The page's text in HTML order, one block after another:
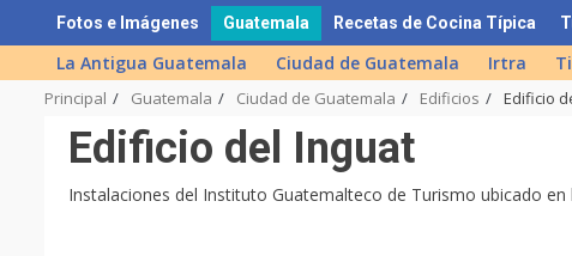
to
content
Fotos e Imágenes Guatemala Recetas de Cocina Típica
La Antigua Guatemala Ciudad de Guatemala Irtra
Principal Guatemala Ciudad de Guatemala Edificios Edificio
Edificio del Inguat
Instalaciones del Instituto Guatemalteco de Turismo ubicado en